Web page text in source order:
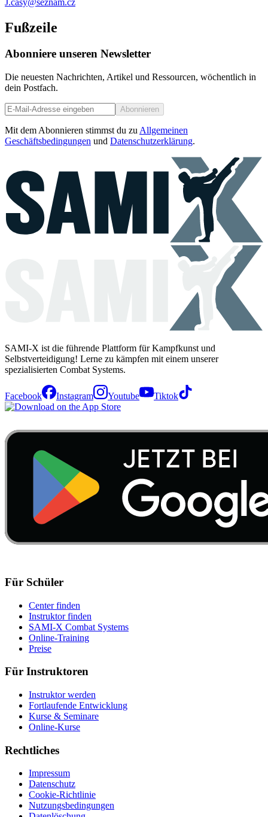
Fußzeile
Abonniere unseren Newsletter
Die neuesten Nachrichten, Artikel und Ressourcen, wöchentlich in
dein Postfach.
Abonnieren
Mit dem Abonnieren stimmst du zu Allgemeinen
Geschäftsbedingungen und Datenschutzerklärung.
SAMI-X ist die führende Plattform für Kampfkunst und
Selbstverteidigung! Lerne zu kämpfen mit einem unserer
spezialisierten Combat Systems.
Facebook Instagram Youtube Tiktok
Für Schüler
Center finden
Instruktor finden
SAMI-X Combat Systems
Online-Training
Preise
Für Instruktoren
Instruktor werden
Fortlaufende Entwicklung
Kurse & Seminare
Online-Kurse
Rechtliches
Impressum
Datenschutz
Cookie-Richtlinie
Nutzungsbedingungen